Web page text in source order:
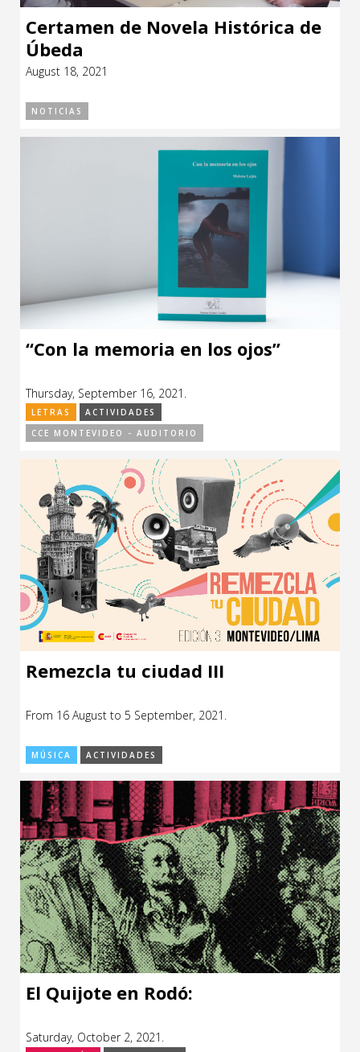
Certamen de Novela Histórica de
Úbeda
August 18, 2021
NOTICIAS
“Con la memoria en los ojos”
Thursday, September 16, 2021.
LETRAS
ACTIVIDADES
CCE MONTEVIDEO - AUDITORIO
Remezcla tu ciudad III
From 16 August to 5 September, 2021.
MÚSICA ACTIVIDADES
El Quijote en Rodó:
Saturday, October 2, 2021.